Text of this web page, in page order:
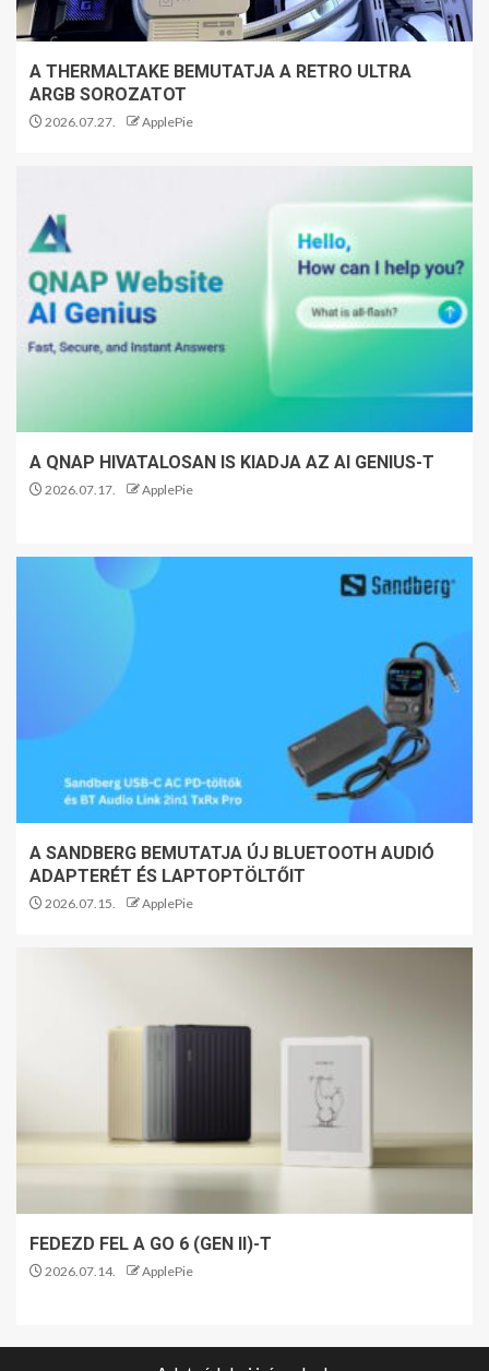
A THERMALTAKE BEMUTATJA A RETRO ULTRA
ARGB SOROZATOT
2026.07.27. ApplePie
A QNAP HIVATALOSAN IS KIADJA AZ AI GENIUS-T
2026.07.17. ApplePie
A SANDBERG BEMUTATJA ÚJ BLUETOOTH AUDIÓ
ADAPTERÉT ÉS LAPTOPTÖLTŐIT
2026.07.15. ApplePie
FEDEZD FEL A GO 6 (GEN II)-T
2026.07.14. ApplePie